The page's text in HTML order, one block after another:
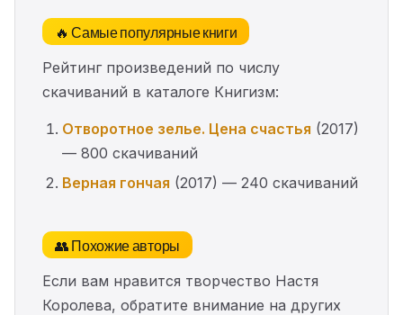
🔥 Самые популярные книги
Рейтинг произведений по числу
скачиваний в каталоге Книгизм:
Отворотное зелье. Цена счастья (2017)
— 800 скачиваний
Верная гончая (2017) — 240 скачиваний
👥 Похожие авторы
Если вам нравится творчество Настя
Королева, обратите внимание на других